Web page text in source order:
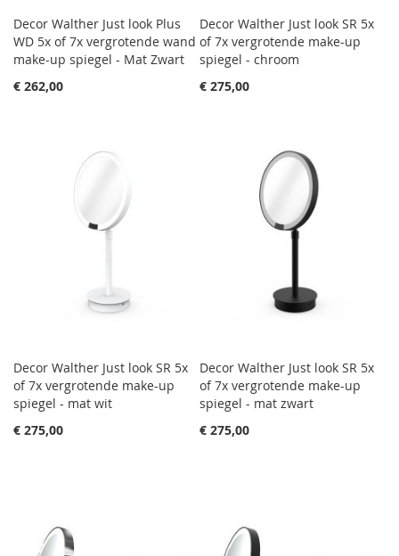
Decor Walther Just look Plus
WD 5x of 7x vergrotende wand
make-up spiegel - Mat Zwart
€ 262,00
Decor Walther Just look SR 5x
of 7x vergrotende make-up
spiegel - chroom
€ 275,00
Decor Walther Just look SR 5x
of 7x vergrotende make-up
spiegel - mat wit
€ 275,00
Decor Walther Just look SR 5x
of 7x vergrotende make-up
spiegel - mat zwart
€ 275,00